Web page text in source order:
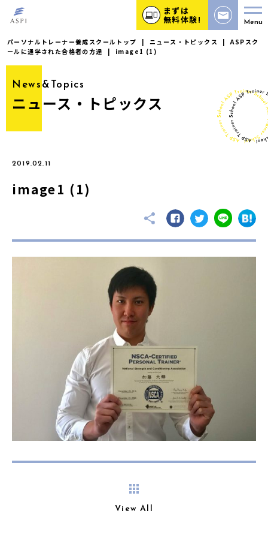
まずは
無料体験! Menu
パーソナルトレーナー養成スクールトップ | ニュース・トピックス |
ASPスク
ールに通学された合格者の方達
| image1 (1)
News&Topics
ニュース・トピックス
2019.02.11
image1 (1)
View All